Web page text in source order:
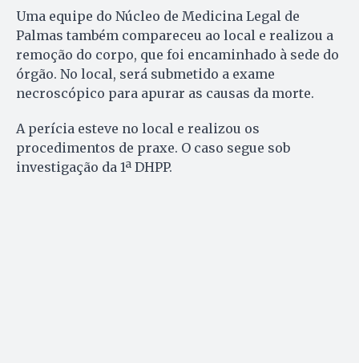
Uma equipe do Núcleo de Medicina Legal de
Palmas também compareceu ao local e realizou a
remoção do corpo, que foi encaminhado à sede do
órgão. No local, será submetido a exame
necroscópico para apurar as causas da morte.
A perícia esteve no local e realizou os
procedimentos de praxe. O caso segue sob
investigação da 1ª DHPP.